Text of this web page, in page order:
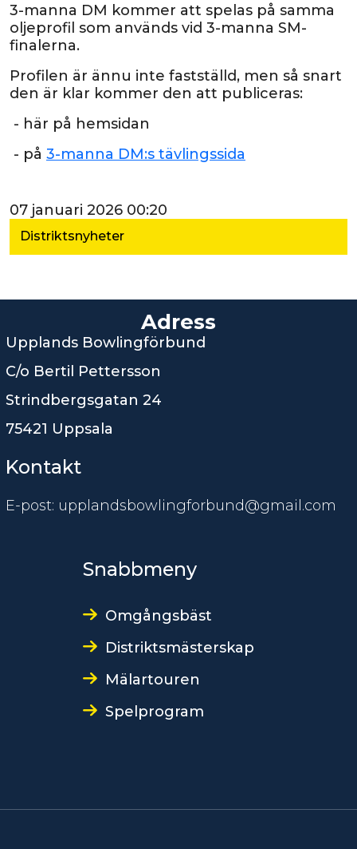
Distriktsnyheter
3-manna DM kommer att spelas på samma
oljeprofil som används vid 3-manna SM-
finalerna.
Profilen är ännu inte fastställd, men så snart
den är klar kommer den att publiceras:
- här på hemsidan
- på 3-manna DM:s tävlingssida
07 januari 2026 00:20
Adress
Upplands Bowlingförbund
C/o Bertil Pettersson
Strindbergsgatan 24
75421 Uppsala
Kontakt
E-post: upplandsbowlingforbund@gmail.com
Snabbmeny
Omgångsbäst
Distriktsmästerskap
Mälartouren
Spelprogram